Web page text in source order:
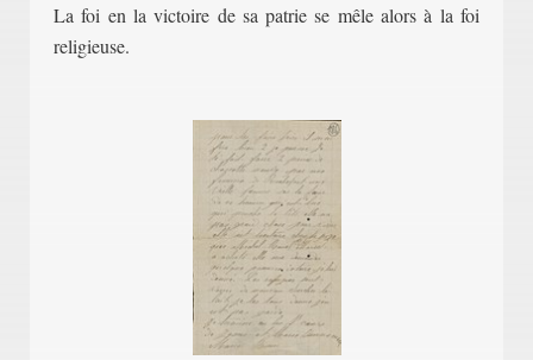
La foi en la victoire de sa patrie se mêle alors à la foi
religieuse.